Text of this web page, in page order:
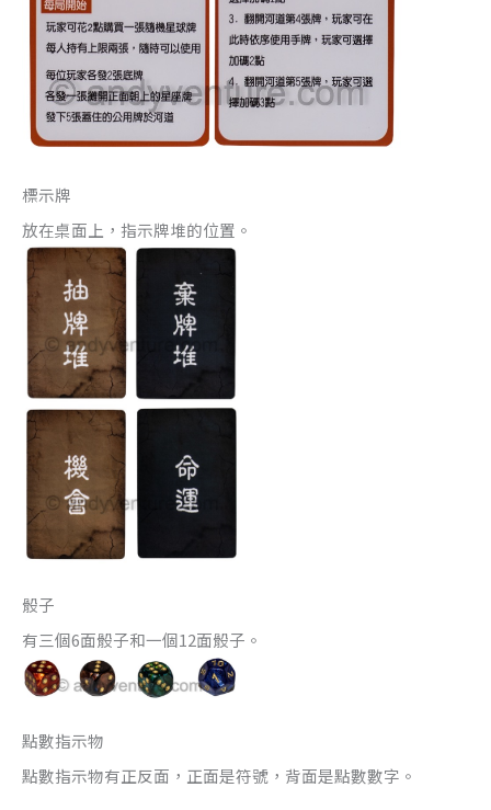
標示牌
放在桌面上，指示牌堆的位置。
骰子
有三個6面骰子和一個12面骰子。
點數指示物
點數指示物有正反面，正面是符號，背面是點數數字。